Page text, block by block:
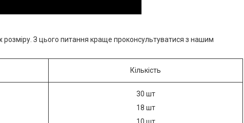
розміру. З цього питання краще проконсультуватися з нашим
Кількість
30 шт
18 шт